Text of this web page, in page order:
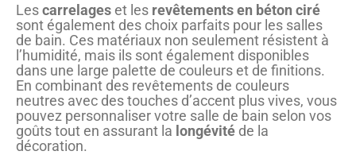
Lescarrelageset les revêtements en béton ciré
sont également des choix parfaits pour les salles
de bain. Ces matériaux non seulement résistent à
l’humidité, mais ils sont également disponibles
dans une large palette de couleurs et de finitions.
En combinant des revêtements de couleurs
neutres avec des touches d’accent plus vives, vous
pouvez personnaliser votre salle de bain selon vos
goûts tout en assurant la longévité de la
décoration.